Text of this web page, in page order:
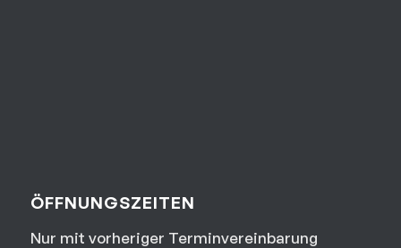
ÖFFNUNGSZEITEN
Nur mit vorheriger Terminvereinbarung